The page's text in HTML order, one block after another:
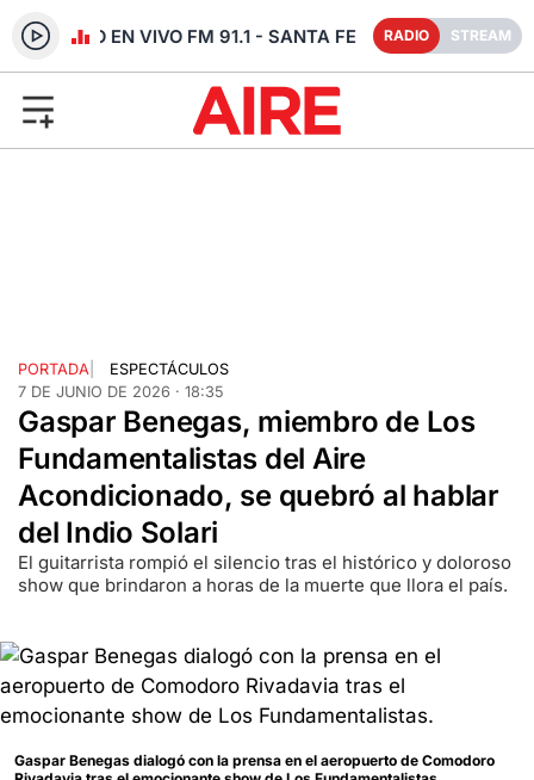
RADIO EN VIVO FM 91.1 - SANTA FE RADIO STREAM
PORTADA
ESPECTÁCULOS
7 DE JUNIO DE 2026 · 18:35
Gaspar Benegas, miembro de Los
Fundamentalistas del Aire
Acondicionado, se quebró al hablar
del Indio Solari
El guitarrista rompió el silencio tras el histórico y doloroso
show que brindaron a horas de la muerte que llora el país.
Gaspar Benegas dialogó con la prensa en el aeropuerto de Comodoro